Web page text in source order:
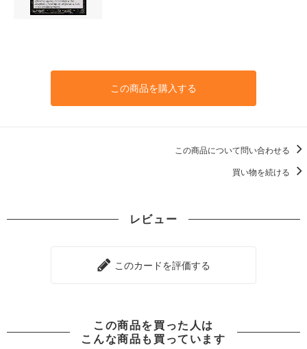
この商品を購入する
この商品について問い合わせる
買い物を続ける
レビュー
このカードを評価する
この商品を買った人は
こんな商品も買っています